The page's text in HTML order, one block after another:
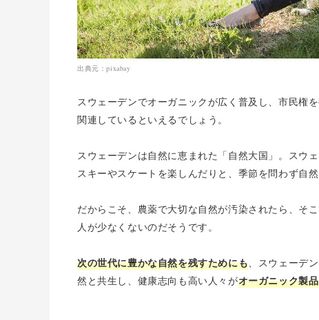
出典元：pixabay
スウェーデンでオーガニックが広く普及し、市民権
関連しているといえるでしょう。
スウェーデンは自然に恵まれた「自然大国」。スウ
スキーやスケートを楽しんだりと、季節を問わず自然
だからこそ、農薬で大切な自然が汚染されたら、そ
人が少なくないのだそうです。
次の世代に豊かな自然を残すためにも、スウェーデ
然と共生し、健康志向も高い人々がオーガニック製